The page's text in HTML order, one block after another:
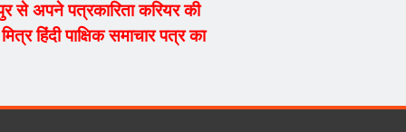
से अपने पत्रकारिता करियर की
हिंदी पाक्षिक समाचार पत्र का